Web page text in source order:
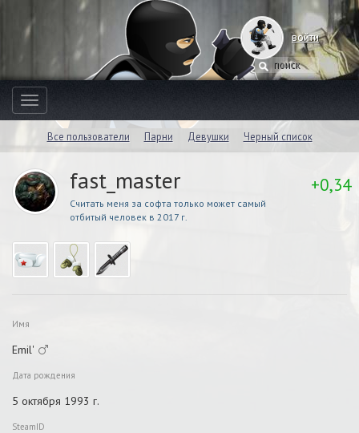
войти
Toggle
navigation
Все пользователи Парни Девушки Черный список
fast_master
Cчитать меня за софта только может самый
отбитый человек в 2017 г.
+0,34
Имя
Emil'
Дата рождения
5 октября 1993 г.
SteamID